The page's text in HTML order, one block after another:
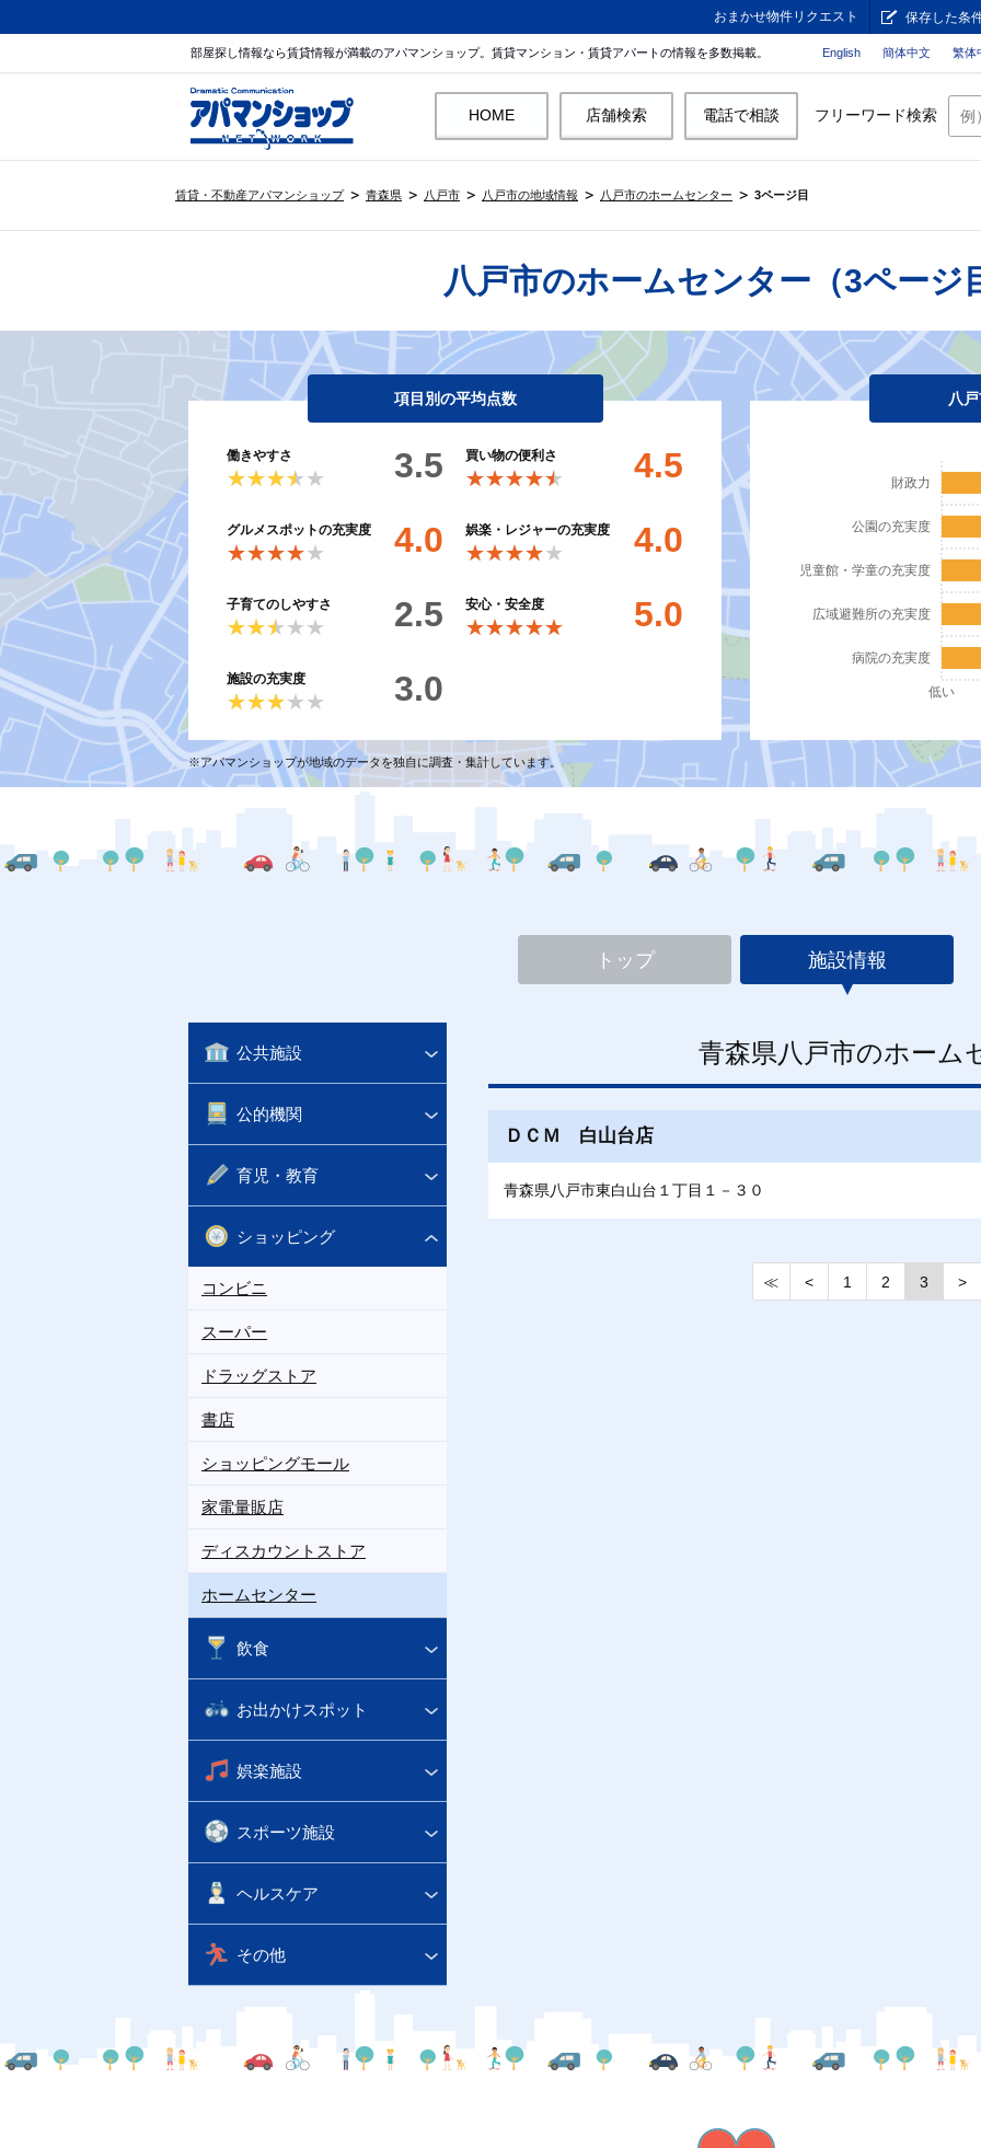
おまかせ物件リクエスト 保存した条
部屋探し情報なら賃貸情報が満載のアパマンショップ。賃貸マンション・賃貸アパートの情報を多数掲載。 English 簡体中文 繁体
HOME 店舗検索 電話で相談 フリーワード検索
賃貸・不動産アパマンショップ 青森県 八戸市 八戸市の地域情報 八戸市のホームセンター 3ページ目
八戸市のホームセンター（3ページ
項目別の平均点数
働きやすさ
★★★★★
★★★★★ 3.5 買い物の便利さ
★★★★★
★★★★★ 4.5
グルメスポットの充実度
★★★★★
★★★★★ 4.0 娯楽・レジャーの充実度
★★★★★
★★★★★ 4.0
子育てのしやすさ
★★★★★
★★★★★ 2.5 安心・安全度
★★★★★
★★★★★ 5.0
施設の充実度
★★★★★
★★★★★ 3.0
八
病院の充実度
広域避難所の充実度
児童館・学童の充実度
公園の充実度
財政力
低い
※アパマンショップが地域のデータを独自に調査・集計しています。
トップ 施設情報
公共施設
公的機関
育児・教育
ショッピング
コンビニ
スーパー
ドラッグストア
書店
ショッピングモール
家電量販店
ディスカウントストア
ホームセンター
飲食
お出かけスポット
娯楽施設
スポーツ施設
ヘルスケア
その他
青森県八戸市のホーム
ＤＣＭ 白山台店
青森県八戸市東白山台１丁目１－３０
≪ < 1 2 3 >